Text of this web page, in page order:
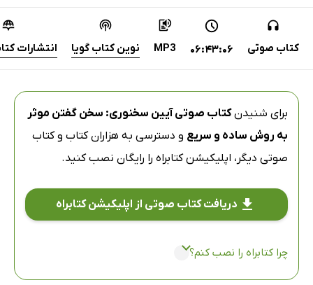
کتاب صوتی 06:43:06
MP3 نوین کتاب گویا انتشارات
برای شنیدنکتاب صوتی آیین سخنوری: سخن گفتن موثر
به روش ساده و سریع و دسترسی به هزاران کتاب و کتاب
صوتی دیگر، اپلیکیشن کتابراه را رایگان نصب کنید.
دریافت کتاب صوتی از اپلیکیشن کتابراه
چرا کتابراه را نصب کنم؟